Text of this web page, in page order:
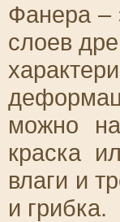
Фанера –
слоев
можно
краска
влаги и
и грибка.